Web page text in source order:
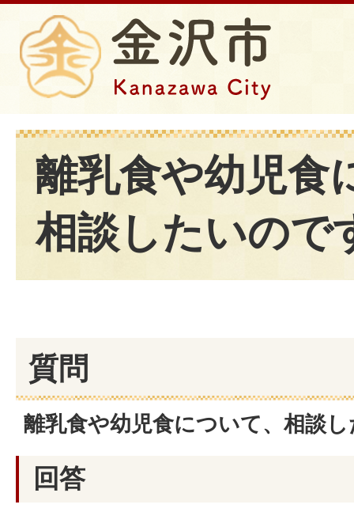
離乳食や幼児食
相談したいので
質問
離乳食や幼児食について、相談
回答